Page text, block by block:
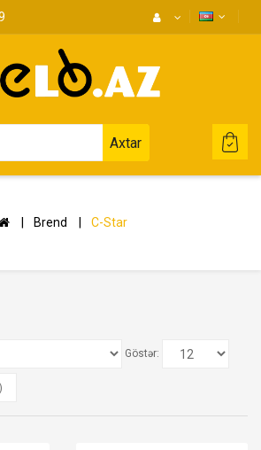
Axtar
Brend C-Star
Göstər: